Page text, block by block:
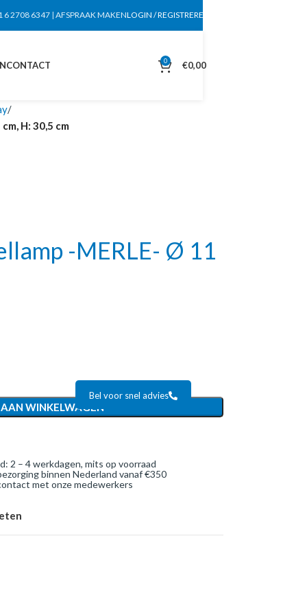
6 2708 6347 | AFSPRAAK MAKENLOGIN / REGISTREREN
CONTACT 0 €0,00
H: 30,5 cm
-MERLE- Ø 11
WINKELWAGEN
Bel voor snel advies
2 – 4 werkdagen, mits op voorraad
binnen Nederland vanaf €350
met onze medewerkers